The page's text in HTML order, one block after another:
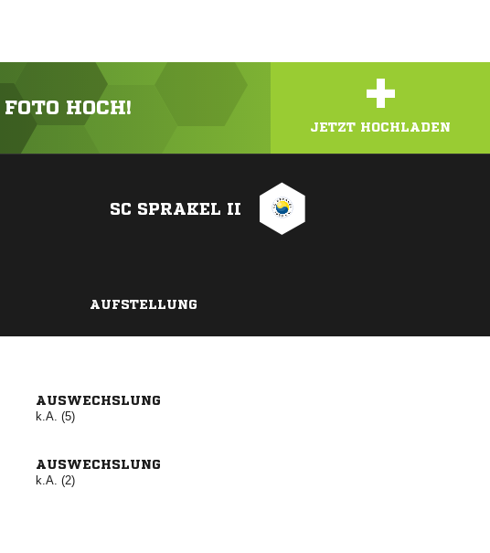
HOCH! +
JETZT HOCHLADEN
SC SPRAKEL II
AUFSTELLUNG
AUSWECHSLUNG
k.A. (5)
AUSWECHSLUNG
k.A. (2)